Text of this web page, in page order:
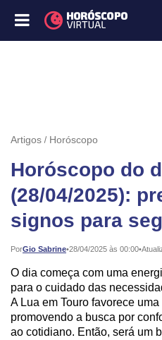
Artigos Horóscopo
Horóscopo do
(28/04/2025):
signos para
PorGio Sabrine•
Publicado: 28/04/2025 às 00:00•
O dia começa com uma
para o cuidado das
A Lua em Touro favorece
promovendo a busca por
ao cotidiano. Então, será um